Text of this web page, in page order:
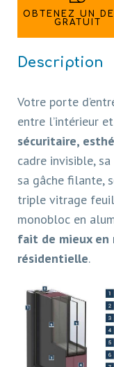
OBTENEZ UN
GRATUIT
Description
Votre porte
entre l’intérieur
sécuritaire,
cadre invisible,
sa gâche filante,
triple vitrage
monobloc en
fait de mieux en
résidentielle.